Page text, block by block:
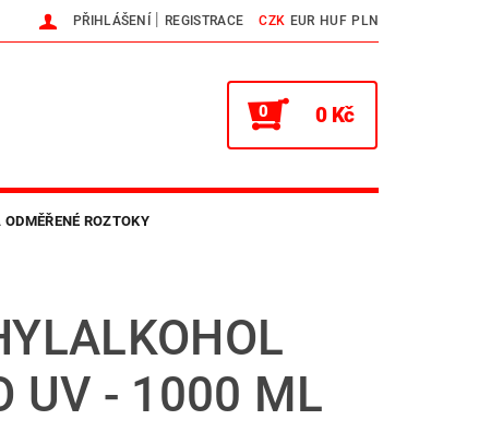
CZK EUR HUF PLN
PŘIHLÁŠENÍ | REGISTRACE
0 0 Kč
ROZTOKY
UV - 1000 ML